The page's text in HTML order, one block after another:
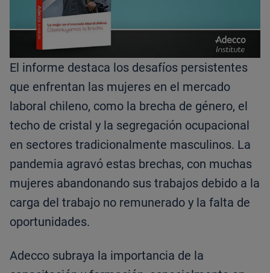
El informe destaca los desafíos persistentes
que enfrentan las mujeres en el mercado
laboral chileno, como la brecha de género, el
techo de cristal y la segregación ocupacional
en sectores tradicionalmente masculinos. La
pandemia agravó estas brechas, con muchas
mujeres abandonando sus trabajos debido a la
carga del trabajo no remunerado y la falta de
oportunidades.
Adecco subraya la importancia de la